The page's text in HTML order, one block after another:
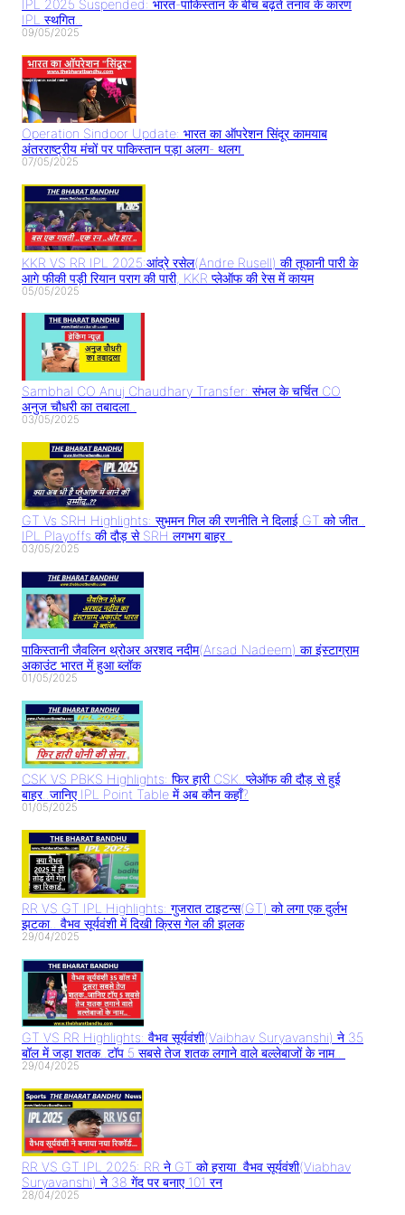
IPL 2025 Suspended: भारत-पाकिस्तान के बीच बढ़ते तनाव के कारण
IPL स्थगित..
09/05/2025
Operation Sindoor Update: भारत का ऑपरेशन सिंदूर कामयाब
अंतरराष्ट्रीय मंचों पर पाकिस्तान पड़ा अलग- थलग
07/05/2025
KKR VS RR IPL 2025:आंद्रे रसेल(Andre Rusell) की तूफानी पारी के
आगे फीकी पड़ी रियान पराग की पारी, KKR प्लेऑफ की रेस में कायम
05/05/2025
Sambhal CO Anuj Chaudhary Transfer: संभल के चर्चित CO
अनुज चौधरी का तबादला..
03/05/2025
GT Vs SRH Highlights: सुभमन गिल की रणनीति ने दिलाई GT को जीत..
IPL Playoffs की दौड़ से SRH लगभग बाहर..
03/05/2025
पाकिस्तानी जैवलिन थ्रोअर अरशद नदीम(Arsad Nadeem) का इंस्टाग्राम
अकाउंट भारत में हुआ ब्लॉक
01/05/2025
CSK VS PBKS Highlights: फिर हारी CSK..प्लेऑफ की दौड़ से हुई
बाहर..जानिए IPL Point Table में अब कौन कहाँ?
01/05/2025
RR VS GT IPL Highlights: गुजरात टाइटन्स(GT) को लगा एक दुर्लभ
झटका.. वैभव सूर्यवंशी में दिखी क्रिस गेल की झलक
29/04/2025
GT VS RR Highlights: वैभव सूर्यवंशी(Vaibhav Suryavanshi) ने 35
बॉल में जड़ा शतक..टॉप 5 सबसे तेज शतक लगाने वाले बल्लेबाजों के नाम..
29/04/2025
RR VS GT IPL 2025: RR ने GT को हराया..वैभव सूर्यवंशी(Viabhav
Suryavanshi) ने 38 गेंद पर बनाए 101 रन
28/04/2025